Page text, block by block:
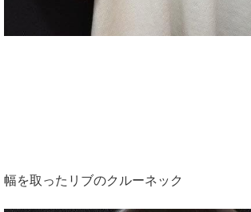
幅を取ったリブのクルーネック